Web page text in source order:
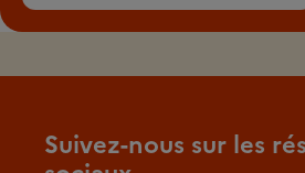
Suivez-nous sur les